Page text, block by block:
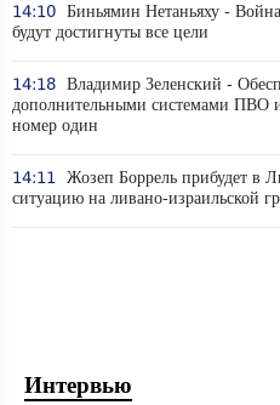
14:10 Биньямин Нетаньяху -
будут достигнуты все цели
14:18 Владимир Зеленский -
дополнительными системами ПВО
номер один
14:11
Жозеп Боррель прибудет в
ситуацию на ливано-израильской
Интервью